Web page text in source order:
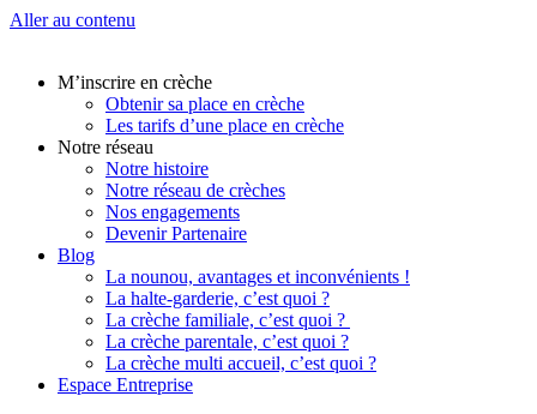
Aller au contenu
M’inscrire en crèche
Obtenir sa place en crèche
Les tarifs d’une place en crèche
Notre réseau
Notre histoire
Notre réseau de crèches
Nos engagements
Devenir Partenaire
Blog
La nounou, avantages et inconvénients !
La halte-garderie, c’est quoi ?
La crèche familiale, c’est quoi ?
La crèche parentale, c’est quoi ?
La crèche multi accueil, c’est quoi ?
Espace Entreprise